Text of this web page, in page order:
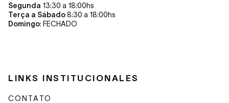
Segunda 13:30 a 18:00hs
Terça a Sábado8:30 a 18:00hs
Domingo: FECHADO
LINKS INSTITUCIONALES
CONTATO